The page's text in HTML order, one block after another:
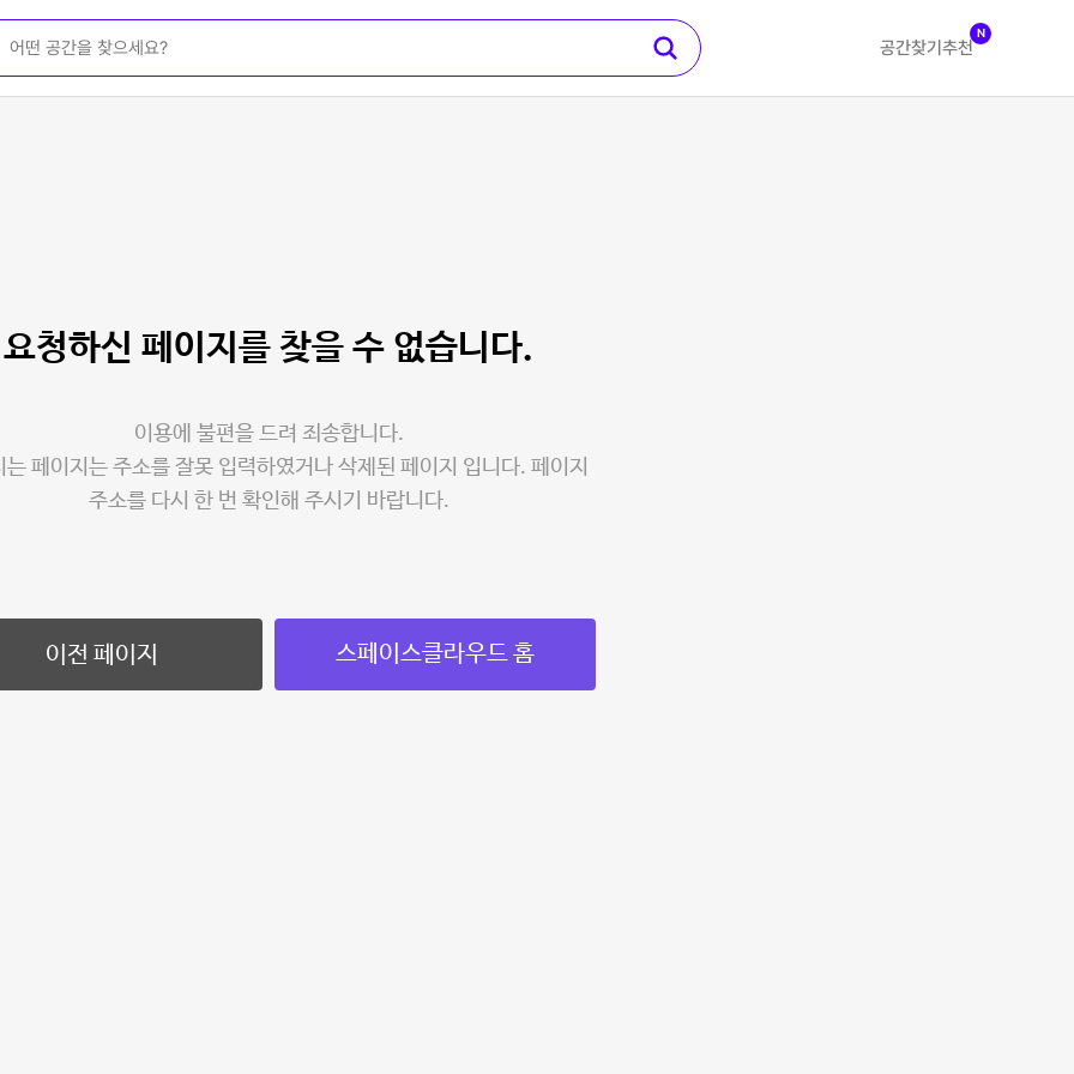
공간찾기 추천
N
요청하신 페이지를 찾을 수 없습니다.
이용에 불편을 드려 죄송합니다.
는 페이지는 주소를 잘못 입력하였거나 삭제된 페이지 입니다. 페이지
주소를 다시 한 번 확인해 주시기 바랍니다.
이전 페이지 스페이스클라우드 홈